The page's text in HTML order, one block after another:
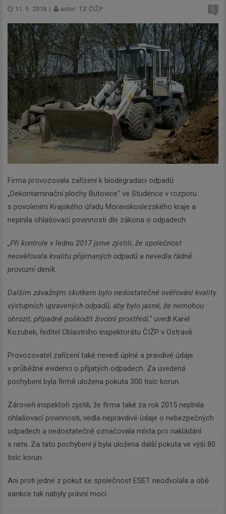
11. 5. 2018 | autor: TZ ČIŽP 0
Firma provozovala zařízení k biodegradaci odpadů
„Dekontaminační plochy Butovice“ ve Studénce v rozporu
s povolením Krajského úřadu Moravskoslezského kraje a
neplnila ohlašovací povinnosti dle zákona o odpadech.
„Při kontrole v lednu 2017 jsme zjistili, že společnost
neověřovala kvalitu přijímaných odpadů a nevedla řádně
provozní deník.
Dalším závažným skutkem bylo nedostatečné ověřování kvality
výstupních upravených odpadů, aby bylo jasné, že nemohou
ohrozit, případně poškodit životní prostředí,“uvedl Karel
Kozubek, ředitel Oblastního inspektorátu ČIŽP v Ostravě.
Provozovatel zařízení také nevedl úplné a pravdivé údaje
v průběžné evidenci o přijatých odpadech. Za uvedená
pochybení byla firmě uložena pokuta 300 tisíc korun.
Zároveň inspektoři zjistili, že firma také za rok 2015 neplnila
ohlašovací povinnosti, vedla nepravdivé údaje o nebezpečných
odpadech a nedostatečně označovala místa pro nakládání
s nimi. Za tato pochybení jí byla uložena další pokuta ve výši 80
tisíc korun.
Ani proti jedné z pokut se společnost ESET neodvolala a obě
sankce tak nabyly právní moci.